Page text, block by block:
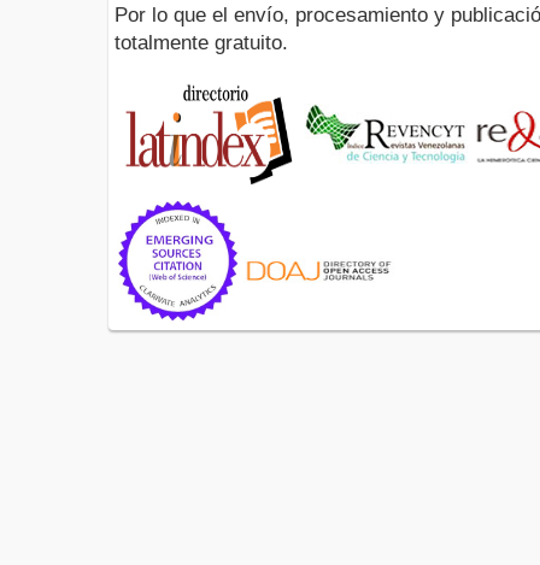
Por lo que el envío, procesamiento y
totalmente gratuito.